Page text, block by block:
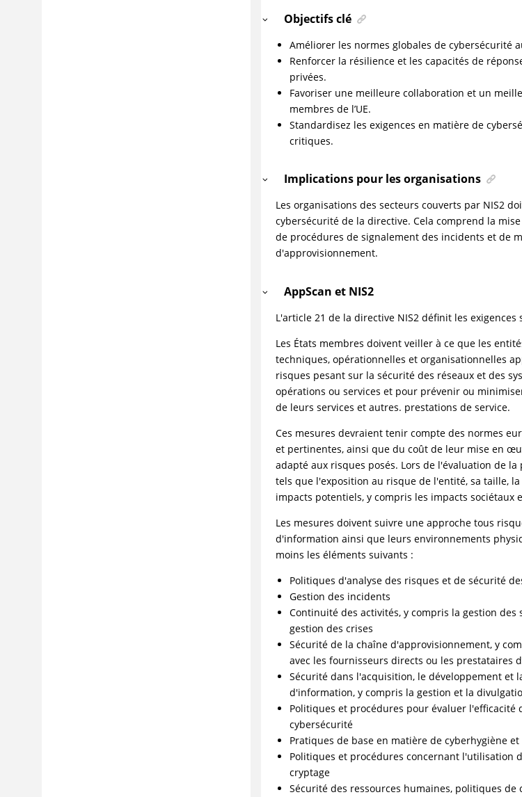
Objectifs clé
Améliorer les normes globales de cybersécurité
Renforcer la résilience et les capacités de
privées.
Favoriser une meilleure collaboration et un
membres de l’UE.
Standardisez les exigences en matière de
critiques.
Implications pour les organisations
Les organisations des secteurs couverts par NIS2
cybersécurité de la directive. Cela comprend la
de procédures de signalement des incidents et de
d'approvisionnement.
AppScan et NIS2
L'article 21 de la directive NIS2 définit les
Les États membres doivent veiller à ce que les
techniques, opérationnelles et organisationnelles
risques pesant sur la sécurité des réseaux et des
opérations ou services et pour prévenir ou
de leurs services et autres. prestations de service.
Ces mesures devraient tenir compte des normes
et pertinentes, ainsi que du coût de leur mise en
adapté aux risques posés. Lors de l'évaluation de
tels que l'exposition au risque de l'entité, sa taille,
impacts potentiels, y compris les impacts
Les mesures doivent suivre une approche tous
d'information ainsi que leurs environnements
moins les éléments suivants :
Politiques d'analyse des risques et de sécurité
Gestion des incidents
Continuité des activités, y compris la gestion
gestion des crises
Sécurité de la chaîne d'approvisionnement, y
avec les fournisseurs directs ou les prestataires
Sécurité dans l'acquisition, le développement et
d'information, y compris la gestion et la
Politiques et procédures pour évaluer l'efficacité
cybersécurité
Pratiques de base en matière de cyberhygiène
Politiques et procédures concernant l'utilisation
cryptage
Sécurité des ressources humaines, politiques de